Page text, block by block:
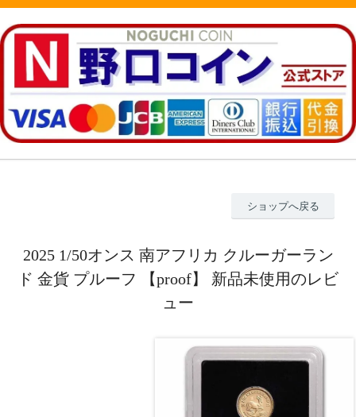
ショップへ戻る
2025 1/50オンス 南アフリカ クルーガーラン
ド 金貨 プルーフ 【proof】 新品未使用のレビ
ュー